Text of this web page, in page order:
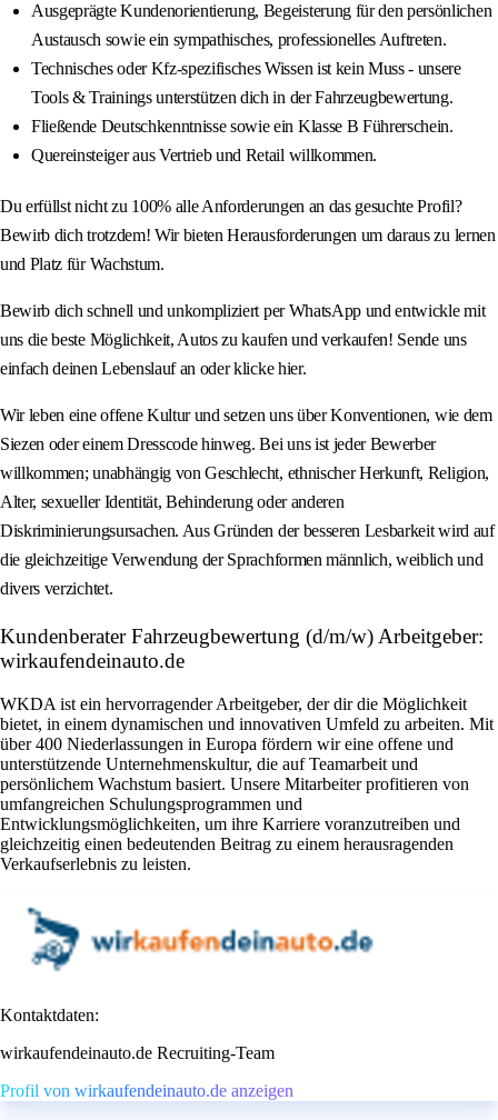
Ausgeprägte Kundenorientierung, Begeisterung für den persönlichen
Austausch sowie ein sympathisches, professionelles Auftreten.
Technisches oder Kfz-spezifisches Wissen ist kein Muss - unsere
Tools & Trainings unterstützen dich in der Fahrzeugbewertung.
Fließende Deutschkenntnisse sowie ein Klasse B Führerschein.
Quereinsteiger aus Vertrieb und Retail willkommen.
Du erfüllst nicht zu 100% alle Anforderungen an das gesuchte Profil?
Bewirb dich trotzdem! Wir bieten Herausforderungen um daraus zu lernen
und Platz für Wachstum.
Bewirb dich schnell und unkompliziert per WhatsApp und entwickle mit
uns die beste Möglichkeit, Autos zu kaufen und verkaufen! Sende uns
einfach deinen Lebenslauf an oder klicke hier.
Wir leben eine offene Kultur und setzen uns über Konventionen, wie dem
Siezen oder einem Dresscode hinweg. Bei uns ist jeder Bewerber
willkommen; unabhängig von Geschlecht, ethnischer Herkunft, Religion,
Alter, sexueller Identität, Behinderung oder anderen
Diskriminierungsursachen. Aus Gründen der besseren Lesbarkeit wird auf
die gleichzeitige Verwendung der Sprachformen männlich, weiblich und
divers verzichtet.
Kundenberater Fahrzeugbewertung (d/m/w) Arbeitgeber:
wirkaufendeinauto.de
WKDA ist ein hervorragender Arbeitgeber, der dir die Möglichkeit
bietet, in einem dynamischen und innovativen Umfeld zu arbeiten. Mit
über 400 Niederlassungen in Europa fördern wir eine offene und
unterstützende Unternehmenskultur, die auf Teamarbeit und
persönlichem Wachstum basiert. Unsere Mitarbeiter profitieren von
umfangreichen Schulungsprogrammen und
Entwicklungsmöglichkeiten, um ihre Karriere voranzutreiben und
gleichzeitig einen bedeutenden Beitrag zu einem herausragenden
Verkaufserlebnis zu leisten.
Kontaktdaten:
wirkaufendeinauto.de Recruiting-Team
Profil von wirkaufendeinauto.de anzeigen